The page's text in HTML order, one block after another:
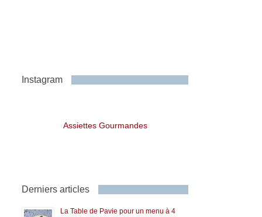
Instagram
Assiettes Gourmandes
Derniers articles
La Table de Pavie pour un menu à 4